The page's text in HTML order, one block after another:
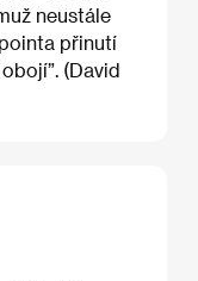
neustále
přinutí
(David